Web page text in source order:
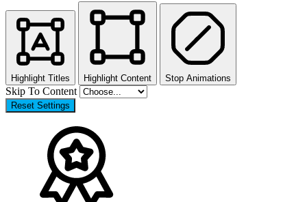
Highlight Titles Highlight Content Stop Animations
Skip To Content
Reset Settings